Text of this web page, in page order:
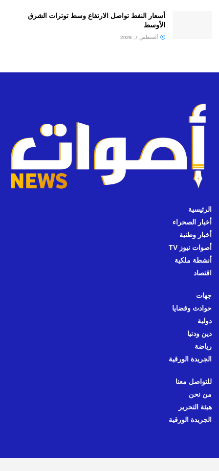
أسعار النفط تواصل الارتفاع وسط توترات الشرق
الأوسط
أغسطس 7, 2026
الرئيسية
أخبار الصحراء
أخبار وطنية
أصوات نيوز TV
أنشطة ملكية
اقتصاد
جهات
حوادث وقضايا
دولية
دين ودنيا
رياضة
الجريدة الورقية
للتواصل معنا
من نحن
هيئة التحرير
الجريدة الورقية